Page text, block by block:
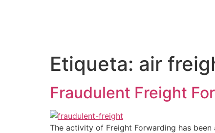
Etiqueta: air
Fraudulent Freight
The activity of Freight Forwarding has